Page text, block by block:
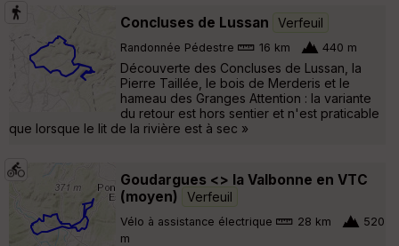
Concluses de Lussan Verfeuil
Randonnée Pédestre 16 km 440 m
Découverte des Concluses de Lussan, la
Pierre Taillée, le bois de Merderis et le
hameau des Granges Attention : la variante
du retour est hors sentier et n'est praticable
que lorsque le lit de la rivière est à sec »
Goudargues <> la Valbonne en VTC
(moyen)
Verfeuil
Vélo à assistance électrique 28 km
520
m